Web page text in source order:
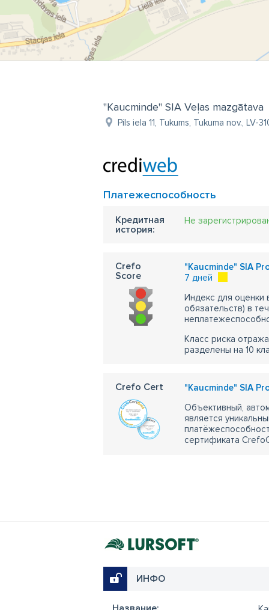
"Kaucminde" SIA Veļas mazgātava
Pils iela 11, Tukums, Tukuma nov., LV-
Платежеспособность
Кредитная
история:
Не
Crefo
Score
"Kaucminde" SIA
7 дней
Индекс для оценки
обязательств) в
Класс риска
разделены на 10
Crefo Cert
"Kaucminde" SIA
Объективный,
является
сертификата
ИНФО